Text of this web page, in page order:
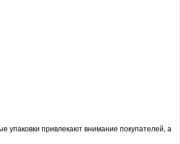
упаковки привлекают внимание покупателей, а